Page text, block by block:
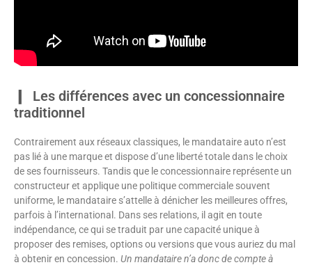
Les différences avec un concessionnaire
traditionnel
Contrairement aux réseaux classiques, le mandataire auto n’est
pas lié à une marque et dispose d’une liberté totale dans le choix
de ses fournisseurs. Tandis que le concessionnaire représente un
constructeur et applique une politique commerciale souvent
uniforme, le mandataire s’attelle à dénicher les meilleures offres,
parfois à l’international. Dans ses relations, il agit en toute
indépendance, ce qui se traduit par une capacité unique à
proposer des remises, options ou versions que vous auriez du mal
à obtenir en concession. Un mandataire n’a donc de compte à